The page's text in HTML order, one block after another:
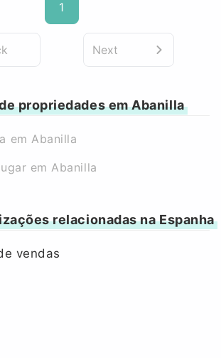
1
Next
propriedades em Abanilla
em Abanilla
em Abanilla
relacionadas na Espanha
vendas